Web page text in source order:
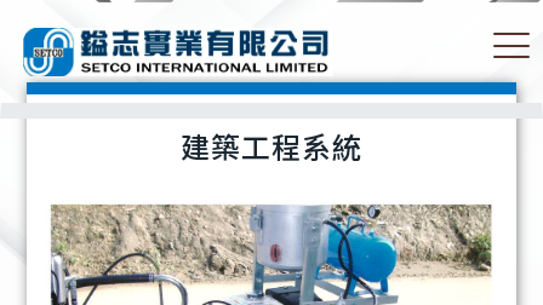
建築工程系統